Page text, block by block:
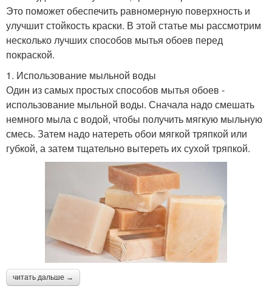
Это поможет обеспечить равномерную поверхность и
улучшит стойкость краски. В этой статье мы рассмотрим
несколько лучших способов мытья обоев перед
покраской.
1. Использование мыльной воды
Один из самых простых способов мытья обоев -
использование мыльной воды. Сначала надо смешать
немного мыла с водой, чтобы получить мягкую мыльную
смесь. Затем надо натереть обои мягкой тряпкой или
губкой, а затем тщательно вытереть их сухой тряпкой.
читать дальше →